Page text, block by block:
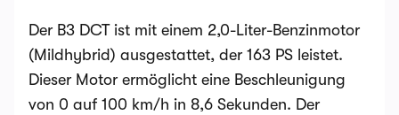
Der B3 DCT ist mit einem 2,0-Liter-Benzinmotor
(Mildhybrid) ausgestattet, der 163 PS leistet.
Dieser Motor ermöglicht eine Beschleunigung
von 0 auf 100 km/h in 8,6 Sekunden. Der